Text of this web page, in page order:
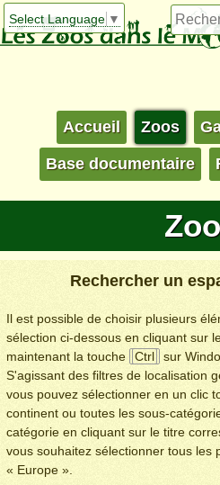
Select Language ▼
Accueil Zoos
Base documentaire
Rechercher un
Il est possible de choisir plusieurs
sélection ci-dessous en cliquant sur
maintenant la touche
Ctrl sur
S'agissant des filtres de localisation
vous pouvez sélectionner en un clic
continent ou toutes les sous-
catégorie en cliquant sur le titre
vous souhaitez sélectionner tous les
« Europe ».